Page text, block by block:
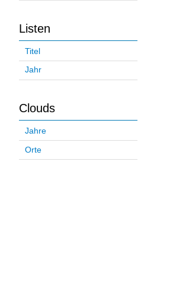
Listen
Titel
Jahr
Clouds
Jahre
Orte